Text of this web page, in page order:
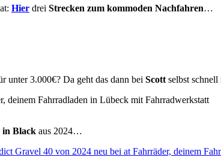
Hier drei Strecken zum kommoden Nachfahren…
unter 3.000€? Da geht das dann bei Scott selbst schnell
in Black aus 2024…